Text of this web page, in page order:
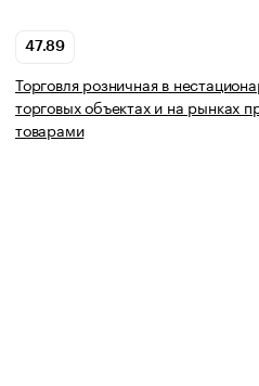
47.89
Торговля розничная в
торговых объектах и на рынках
товарами